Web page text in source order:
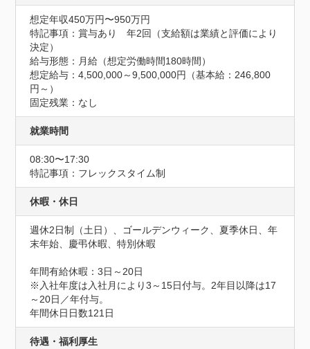
想定年収450万円〜950万円
特記事項：賞与あり　年2回（支給額は業績と評価により
決定）
給与形態：月給（想定労働時間180時間）
想定給与：4,500,000～9,500,000円（基本給：246,800
円～）
固定残業：なし
就業時間
08:30〜17:30
特記事項：フレックスタイム制
休暇・休日
週休2日制（土日）、ゴールデンウィーク、夏季休日、年
末年始、慶弔休暇、特別休暇
年間有給休暇：3日～20日
※入社年度は入社月により3～15日付与。2年目以降は17
～20日／年付与。
年間休日日数121日
待遇・福利厚生